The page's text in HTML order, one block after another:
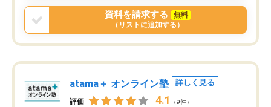
資料を請求する
無料
（リストに追加する）
atama＋ オンライン塾 詳しく見る
評価 4.1 （9件）